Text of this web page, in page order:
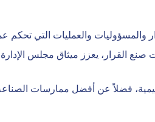
والمسؤوليات والعمليات التي تحكم
القرار، يعزز ميثاق مجلس
فضلاً عن أفضل ممارسات